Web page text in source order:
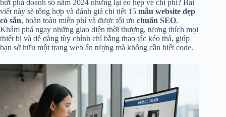
bứt phá doanh số năm 2024 nhưng lại eo hẹp về chi phí? Bài
viết này sẽ tổng hợp và đánh giá chi tiết 15 mẫu website đẹp
có sẵn, hoàn toàn miễn phí và được tối ưu chuẩn SEO.
Khám phá ngay những giao diện thời thượng, tương thích mọi
thiết bị và dễ dàng tùy chỉnh chỉ bằng thao tác kéo thả, giúp
bạn sở hữu một trang web ấn tượng mà không cần biết code.